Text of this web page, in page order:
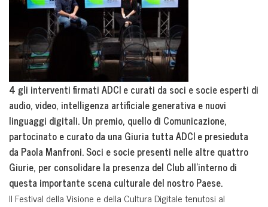
4 gli interventi firmati ADCI e curati da soci e socie esperti di
audio, video, intelligenza artificiale generativa e nuovi
linguaggi digitali. Un premio, quello di Comunicazione,
partocinato e curato da una Giuria tutta ADCI e presieduta
da Paola Manfroni. Soci e socie presenti nelle altre quattro
Giurie, per consolidare la presenza del Club all’interno di
questa importante scena culturale del nostro Paese.
Il Festival della Visione e della Cultura Digitale tenutosi al